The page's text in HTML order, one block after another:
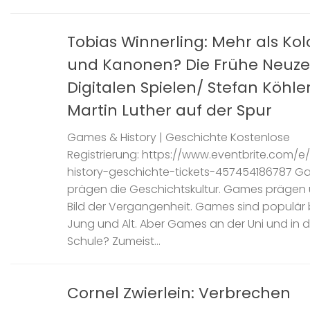
Tobias Winnerling: Mehr als
und Kanonen? Die Frühe
Digitalen Spielen/ Stefan
Martin Luther auf der Spur
Games & History | Geschichte Kostenlose
Registrierung: https://www.eventbrite.com/
history-geschichte-tickets-457454186787
prägen die Geschichtskultur. Games prägen
Bild der Vergangenheit. Games sind populär
Jung und Alt. Aber Games an der Uni und in
Schule? Zumeist...
Cornel Zwierlein: Verbrechen